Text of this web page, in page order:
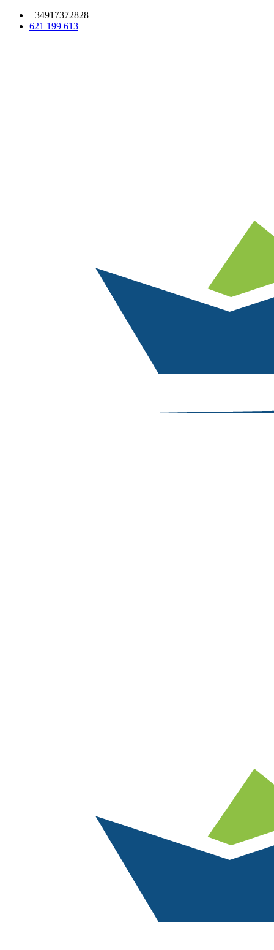
+34917372828
621 199 613